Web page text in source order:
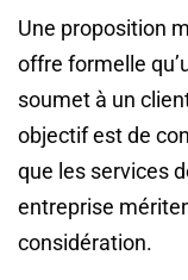
Une proposition
offre formelle
soumet à un
objectif est de
que les services
entreprise
considération.